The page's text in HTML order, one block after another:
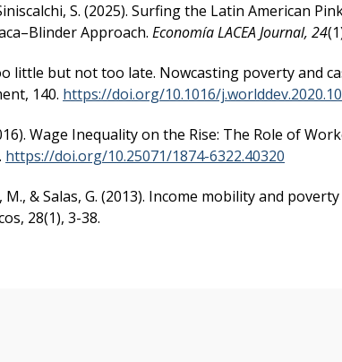
S. (2025). Surfing the Latin American
Approach.Economía LACEA Journal, 24
little but not too late. Nowcasting poverty and
140. https://doi.org/10.1016/
Wage Inequality on the Rise: The Role of
https://doi.org/10.25071/1874-6322.40320
M., & Salas, G. (2013). Income mobility and
28(1), 3-38.